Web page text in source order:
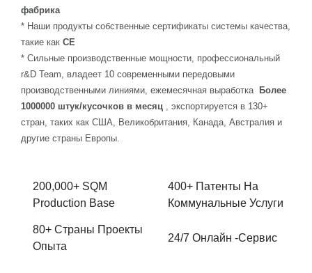
фабрика
* Наши продукты собственные сертификаты системы качества,
такие как CE
* Сильные производственные мощности, профессиональный
r&D Team, владеет 10 современными передовыми
производственными линиями, ежемесячная выработка Более
1000000 штук/кусочков в месяц
, экспортируется в 130+
стран, таких как США, Великобритания, Канада, Австралия и
другие страны Европы.
200,000+ SQM
Production Base
400+ Патенты На
Коммунальные Услуги
80+ Страны Проекты
Опыта
24/7 Онлайн -сервис